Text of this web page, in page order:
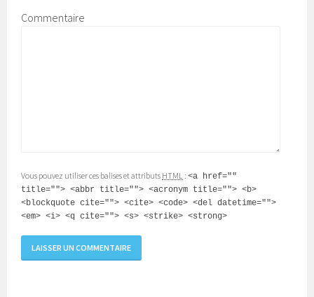
Commentaire
Vous pouvez utiliser ces balises et attributs HTML :<a href=""
title=""> <abbr title=""> <acronym title=""> <b>
<blockquote cite=""> <cite> <code> <del datetime="">
<em> <i> <q cite=""> <s> <strike> <strong>